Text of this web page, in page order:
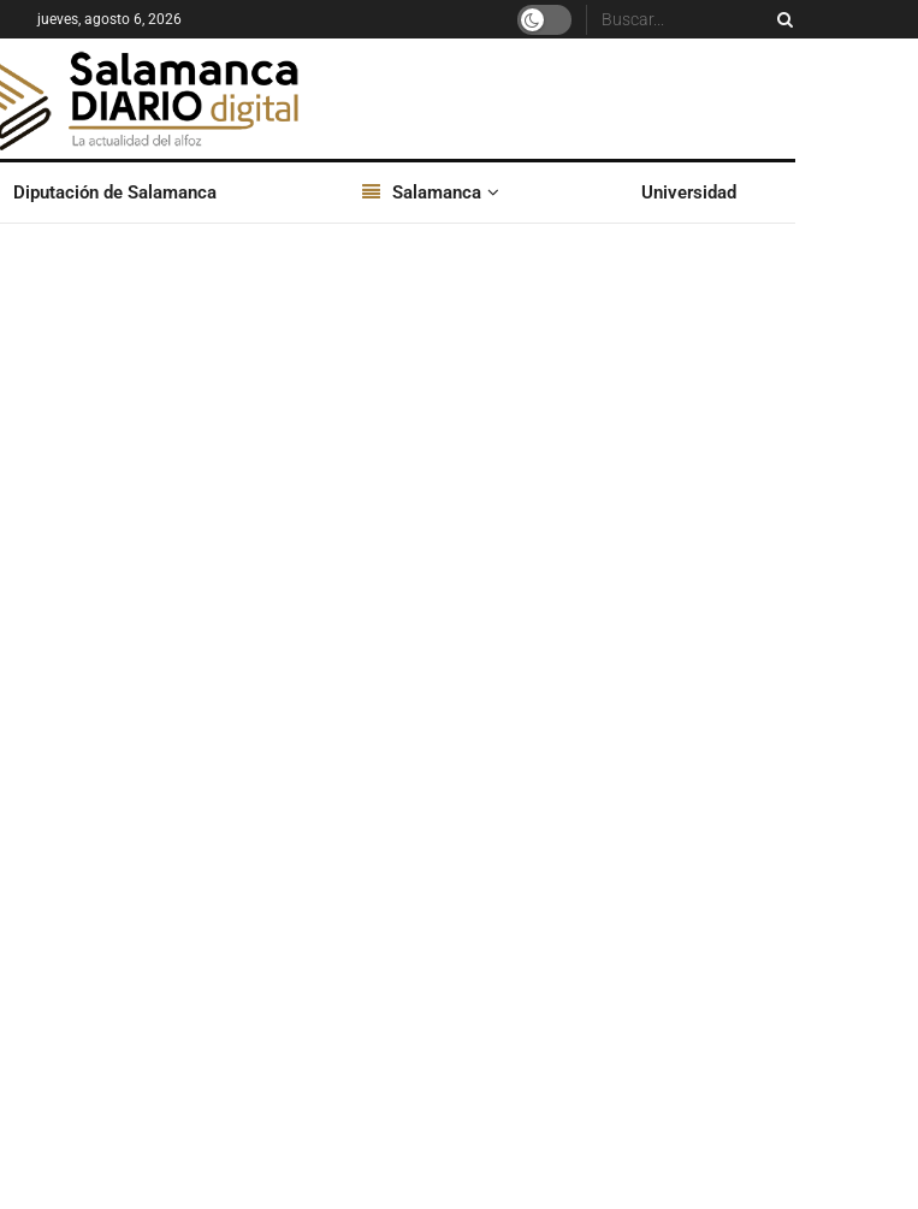
jueves, agosto 6, 2026
Diputación de Salamanca Salamanca Universidad